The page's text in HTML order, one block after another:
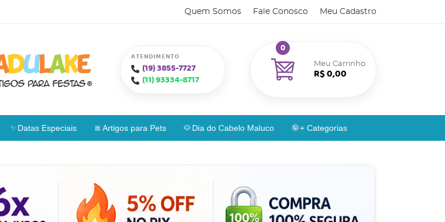
Quem Somos Fale Conosco Meu Cadastro
ATENDIMENTO
(19)3855-7727
(11)93334-8717
Meu Carrinho
0
R$ 0,00
Datas Especiais Artigos para Pets Dia do Cabelo Maluco + Categorias